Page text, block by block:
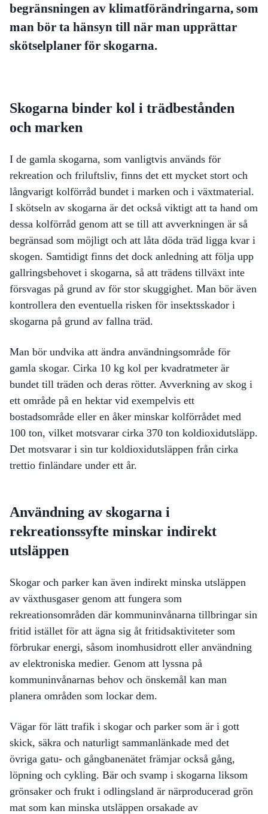
begränsningen av klimatförändringarna, som
man bör ta hänsyn till när man upprättar
skötselplaner för skogarna.
Skogarna binder kol i trädbestånden
och marken
I de gamla skogarna, som vanligtvis används för
rekreation och friluftsliv, finns det ett mycket stort och
långvarigt kolförråd bundet i marken och i växtmaterial.
I skötseln av skogarna är det också viktigt att ta hand om
dessa kolförråd genom att se till att avverkningen är så
begränsad som möjligt och att låta döda träd ligga kvar i
skogen. Samtidigt finns det dock anledning att följa upp
gallringsbehovet i skogarna, så att trädens tillväxt inte
försvagas på grund av för stor skuggighet. Man bör även
kontrollera den eventuella risken för insektsskador i
skogarna på grund av fallna träd.
Man bör undvika att ändra användningsområde för
gamla skogar. Cirka 10 kg kol per kvadratmeter är
bundet till träden och deras rötter. Avverkning av skog i
ett område på en hektar vid exempelvis ett
bostadsområde eller en åker minskar kolförrådet med
100 ton, vilket motsvarar cirka 370 ton koldioxidutsläpp.
Det motsvarar i sin tur koldioxidutsläppen från cirka
trettio finländare under ett år.
Användning av skogarna i
rekreationssyfte minskar indirekt
utsläppen
Skogar och parker kan även indirekt minska utsläppen
av växthusgaser genom att fungera som
rekreationsområden där kommuninvånarna tillbringar sin
fritid istället för att ägna sig åt fritidsaktiviteter som
förbrukar energi, såsom inomhusidrott eller användning
av elektroniska medier. Genom att lyssna på
kommuninvånarnas behov och önskemål kan man
planera områden som lockar dem.
Vägar för lätt trafik i skogar och parker som är i gott
skick, säkra och naturligt sammanlänkade med det
övriga gatu- och gångbanenätet främjar också gång,
löpning och cykling. Bär och svamp i skogarna liksom
grönsaker och frukt i odlingsland är närproducerad grön
mat som kan minska utsläppen orsakade av